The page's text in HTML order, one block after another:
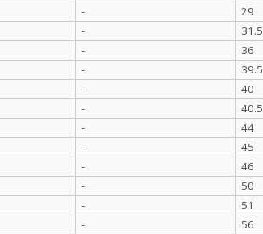
- 29
- 31.5
- 36
- 39.5
- 40
- 40.5
- 44
- 45
- 46
- 50
- 51
- 56